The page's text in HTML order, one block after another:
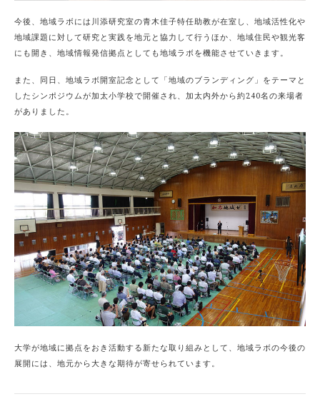
今後、地域ラボには川添研究室の青木佳子特任助教が在室し、地域活性化や
地域課題に対して研究と実践を地元と協力して行うほか、地域住民や観光客
にも開き、地域情報発信拠点としても地域ラボを機能させていきます。
また、同日、地域ラボ開室記念として「地域のブランディング」をテーマと
したシンポジウムが加太小学校で開催され、加太内外から約240名の来場者
がありました。
大学が地域に拠点をおき活動する新たな取り組みとして、地域ラボの今後の
展開には、地元から大きな期待が寄せられています。